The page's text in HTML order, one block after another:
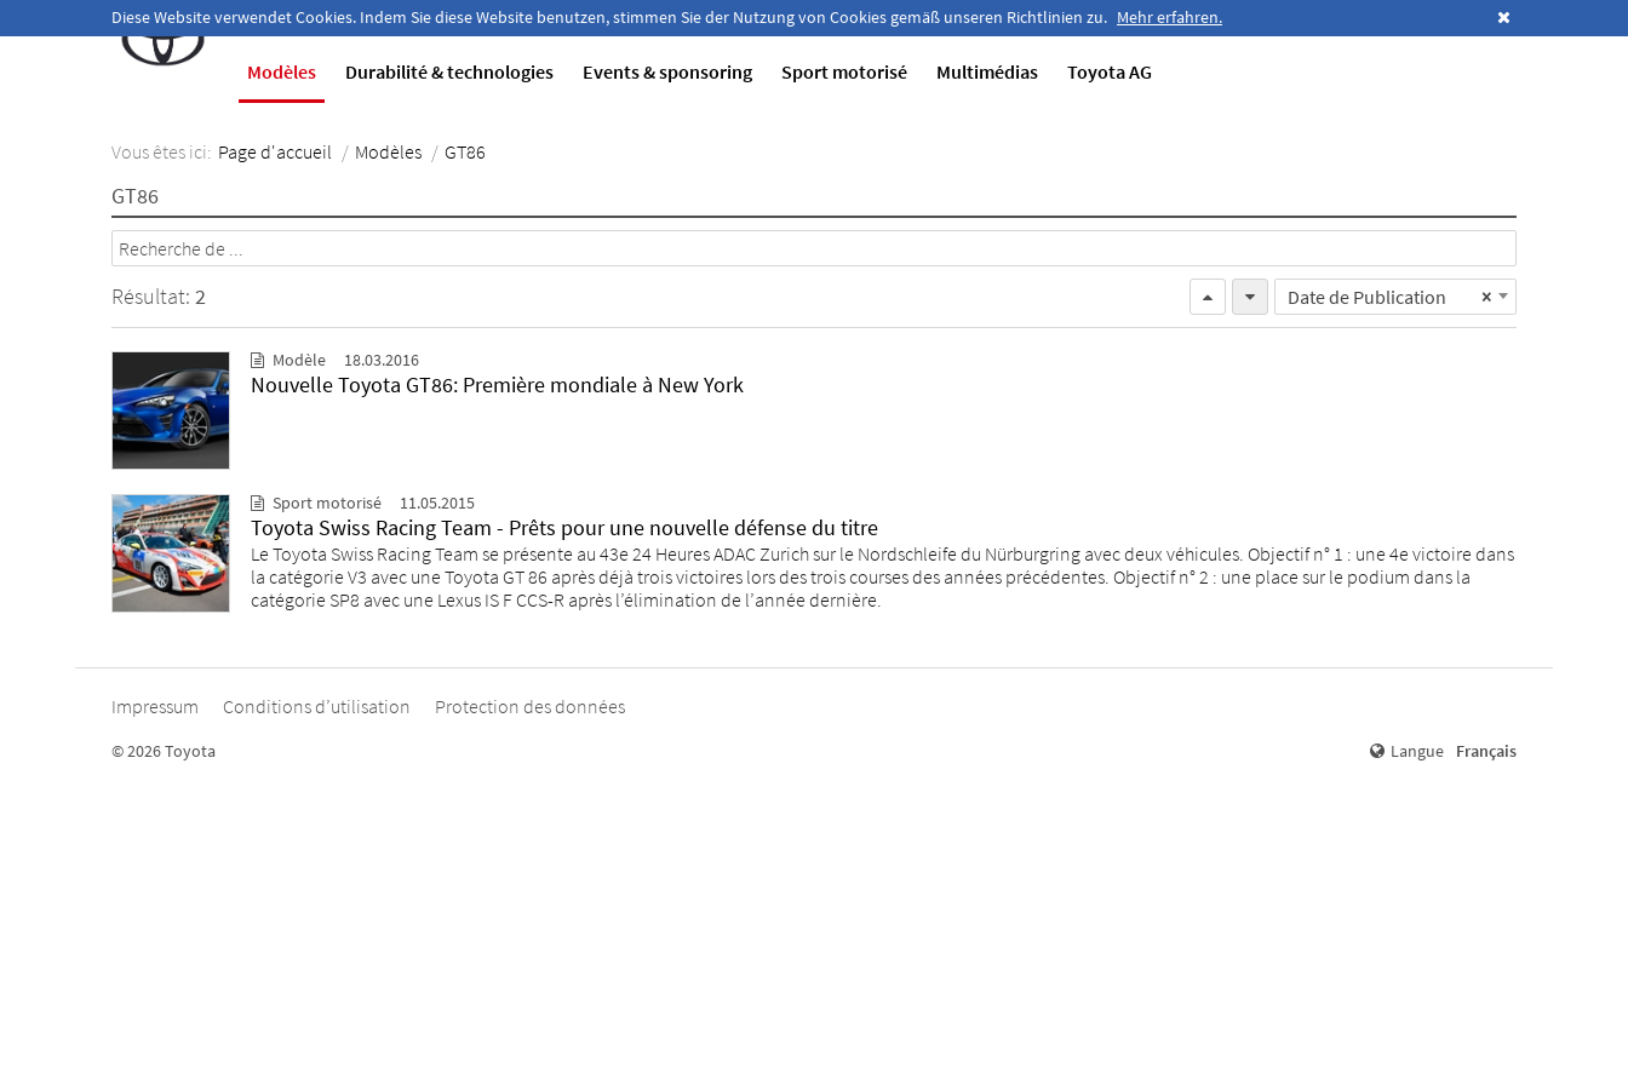
Diese Website verwendet Cookies. Indem Sie diese Website benutzen, stimmen Sie der Nutzung von Cookies gemäß unseren Richtlinien zu. Mehr erfahren.
Bienvenue!
Modèles Durabilité & technologies Events & sponsoring Sport motorisé Multimédias Toyota AG
Vous êtes ici: Page d'accueil / Modèles / GT86
GT86
Résultat: 2 ×
Date de Publication
Modèle 18.03.2016
Nouvelle Toyota GT86: Première mondiale à New York
Sport motorisé 11.05.2015
Toyota Swiss Racing Team - Prêts pour une nouvelle défense du titre
Le Toyota Swiss Racing Team se présente au 43e 24 Heures ADAC Zurich sur le Nordschleife du Nürburgring avec deux véhicules. Objectif n° 1 : une 4e victoire dans
la catégorie V3 avec une Toyota GT 86 après déjà trois victoires lors des trois courses des années précédentes. Objectif n° 2 : une place sur le podium dans la
catégorie SP8 avec une Lexus IS F CCS-R après l’élimination de l’année dernière.
Impressum Conditions d’utilisation Protection des données
© 2026 Toyota Langue Français